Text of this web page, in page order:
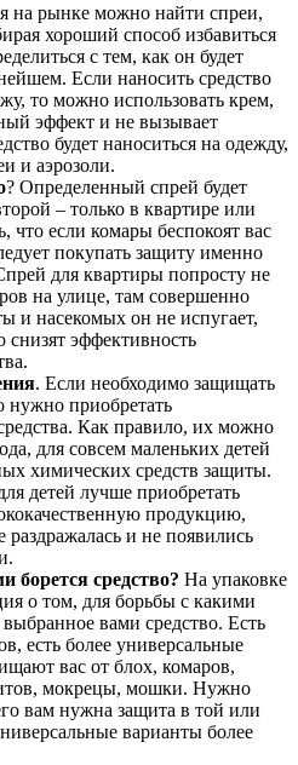
на рынке можно найти спреи,
хороший способ избавиться
с тем, как он будет
Если наносить средство
то можно использовать крем,
эффект и не вызывает
будет наноситься на одежду,
и аэрозоли.
? Определенный спрей будет
– только в квартире или
если комары беспокоят вас
покупать защиту именно
для квартиры попросту не
на улице, там совершенно
и насекомых он не испугает,
снизят эффективность
. Если необходимо защищать
нужно приобретать
Как правило, их можно
для совсем маленьких детей
химических средств защиты.
детей лучше приобретать
продукцию,
и не появились
средство? На упаковке
о том, для борьбы с какими
вами средство. Есть
есть более универсальные
вас от блох, комаров,
мокрецы, мошки. Нужно
вам нужна защита в той или
варианты более